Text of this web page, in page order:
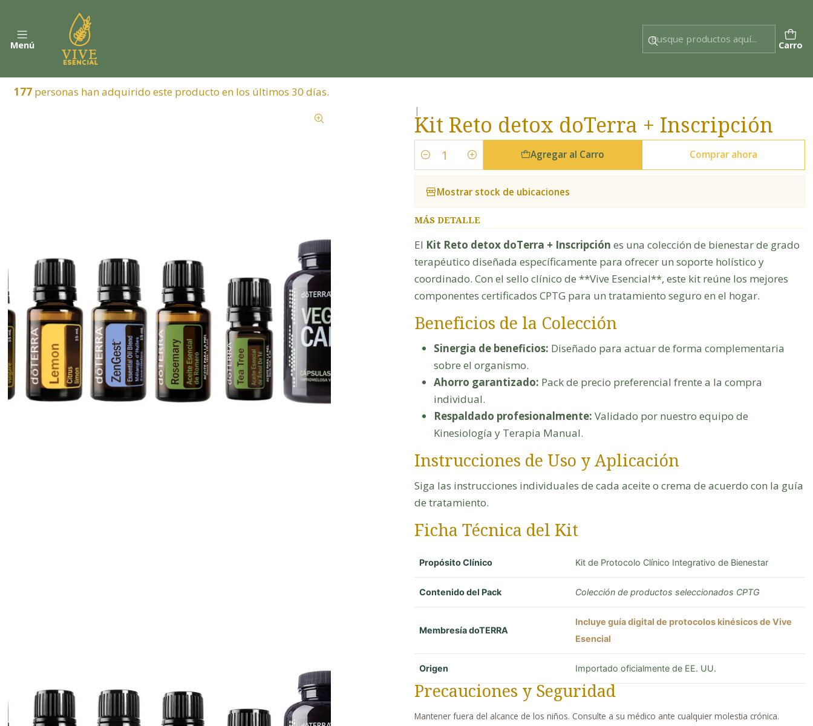
Menú Carro
177personas han adquirido este producto en los últimos 30 días.
|
Kit Reto detox doTerra + Inscripción
Cantidad
Agregar al Carro Comprar ahora
Mostrar stock de ubicaciones
MÁS DETALLE
El Kit Reto detox doTerra + Inscripción es una colección de bienestar de grado
terapéutico diseñada específicamente para ofrecer un soporte holístico y
coordinado. Con el sello clínico de **Vive Esencial**, este kit reúne los mejores
componentes certificados CPTG para un tratamiento seguro en el hogar.
Beneficios de la Colección
Sinergia de beneficios: Diseñado para actuar de forma complementaria
sobre el organismo.
Ahorro garantizado: Pack de precio preferencial frente a la compra
individual.
Respaldado profesionalmente: Validado por nuestro equipo de
Kinesiología y Terapia Manual.
Instrucciones de Uso y Aplicación
Siga las instrucciones individuales de cada aceite o crema de acuerdo con la guía
de tratamiento.
Ficha Técnica del Kit
Propósito Clínico Kit de Protocolo Clínico Integrativo de Bienestar
Contenido del Pack Colección de productos seleccionados CPTG
Membresía doTERRA
Incluye guía digital de protocolos kinésicos de Vive
Esencial
Origen Importado oficialmente de EE. UU.
Precauciones y Seguridad
Mantener fuera del alcance de los niños. Consulte a su médico ante cualquier molestia crónica.